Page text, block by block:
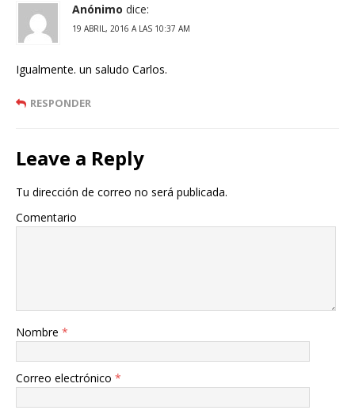
Anónimo dice:
19 ABRIL, 2016 A LAS 10:37 AM
Igualmente. un saludo Carlos.
RESPONDER
Leave a Reply
Tu dirección de correo no será publicada.
Comentario
Nombre *
Correo electrónico *